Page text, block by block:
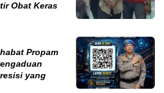
Obat Keras
Propam
yang